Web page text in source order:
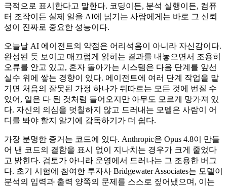
극적으로 표시한다고 말한다. 코딩이든, 분석 실행이든, 컴퓨
터 조작이든 실제 일을 AI에 넘기는 사람에게는 바로 그 신뢰
성이 진짜로 중요한 성능이다.
오늘날 AI 에이전트의 약점은 어리석음이 아니라 자신감이다.
완성된 듯 보이고 매끄럽게 읽히는 결과를 내놓으면서 조용히
오류를 안고 있고, 혼자 돌아가는 시스템은 다음 단계를 앞선
실수 위에 쌓는 경향이 있다. 에이전트에 여러 단계 작업을 맡
기면 처음의 잘못된 가정 하나가 뒤따르는 모든 것에 번질 수
있어, 일은 다 된 것처럼 들어오지만 아무도 모르게 망가져 있
다. 자신의 의심을 덧칠하지 않고 드러내는 모델은 사람이 어
디를 봐야 할지 알기에 감독하기가 더 쉽다.
가장 분명한 증거는 코드에 있다. Anthropic은 Opus 4.8이 만들
어 낸 코드의 결함을 표시 없이 지나치는 경우가 크게 줄었다
고 밝힌다. 검토가 아니라 운영에서 드러나는 그 조용한 버그
다. 초기 시험에 참여한 투자사 Bridgewater Associates는 모델이
분석의 입력과 출력 양쪽의 문제를 스스로 짚어냈으며, 이는